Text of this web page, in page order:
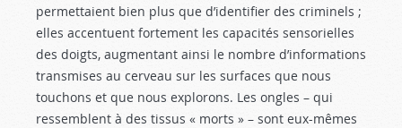
permettaient bien plus que d’identifier des criminels ;
elles accentuent fortement les capacités sensorielles
des doigts, augmentant ainsi le nombre d’informations
transmises au cerveau sur les surfaces que nous
touchons et que nous explorons. Les ongles – qui
ressemblent à des tissus « morts » – sont eux-mêmes